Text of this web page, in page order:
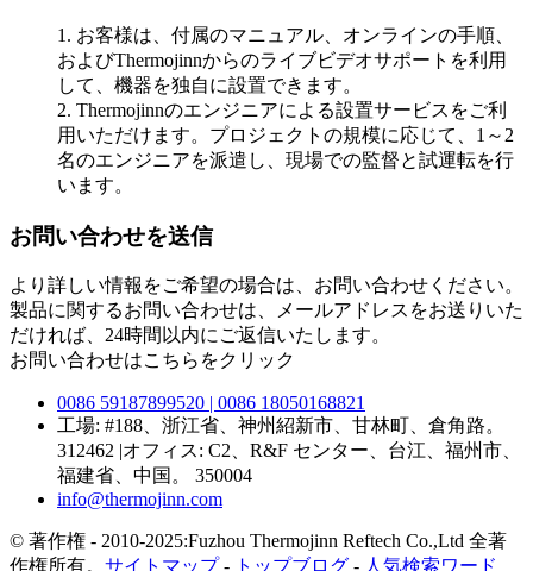
1. お客様は、付属のマニュアル、オンラインの手順、
およびThermojinnからのライブビデオサポートを利用
して、機器を独自に設置できます。
2. Thermojinnのエンジニアによる設置サービスをご利
用いただけます。プロジェクトの規模に応じて、1～2
名のエンジニアを派遣し、現場での監督と試運転を行
います。
お問い合わせを送信
より詳しい情報をご希望の場合は、お問い合わせください。
製品に関するお問い合わせは、メールアドレスをお送りいた
だければ、24時間以内にご返信いたします。
お問い合わせはこちらをクリック
0086 59187899520 | 0086 18050168821
工場: #188、浙江省、神州紹新市、甘林町、倉角路。
312462 |オフィス: C2、R&F センター、台江、福州市、
福建省、中国。 350004
info@thermojinn.com
© 著作権 - 2010-2025:Fuzhou Thermojinn Reftech Co.,Ltd 全著
作権所有。 サイトマップ- トップブログ - 人気検索ワード